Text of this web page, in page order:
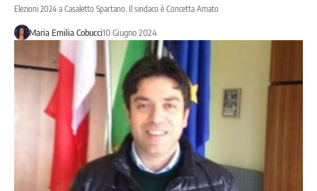
Elezioni 2024 a Casaletto Spartano. Il sindaco è Concetta Amato
Maria Emilia Cobucci10 Giugno 2024